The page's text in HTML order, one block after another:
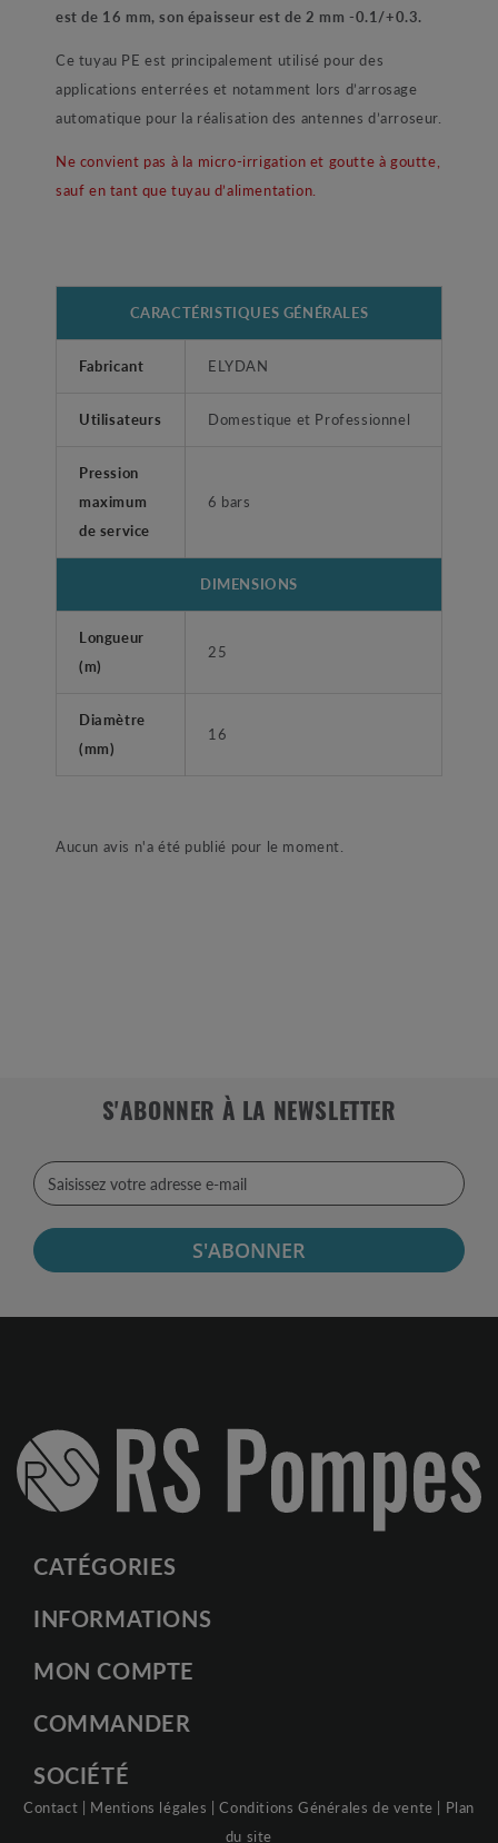
est de 16 mm, son épaisseur est de 2 mm -0.1/+0.3.
Ce tuyau PE est principalement utilisé pour des
applications enterrées et notamment lors d’arrosage
automatique pour la réalisation des antennes d’arroseur.
Ne convient pas à la micro-irrigation et goutte à goutte,
sauf en tant que tuyau d’alimentation.
CARACTÉRISTIQUES GÉNÉRALES
Fabricant ELYDAN
Utilisateurs Domestique et Professionnel
Pression
maximum
de service
6 bars
DIMENSIONS
Longueur
(m)
25
Diamètre
(mm)
16
Aucun avis n'a été publié pour le moment.
S'ABONNER À LA NEWSLETTER
S'ABONNER
CATÉGORIES
INFORMATIONS
MON COMPTE
COMMANDER
SOCIÉTÉ
Contact | Mentions légales |Conditions Générales de vente | Plan
du site